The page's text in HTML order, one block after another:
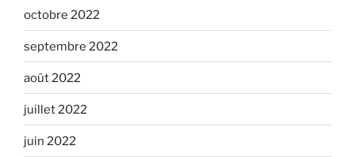
octobre 2022
septembre 2022
août 2022
juillet 2022
juin 2022